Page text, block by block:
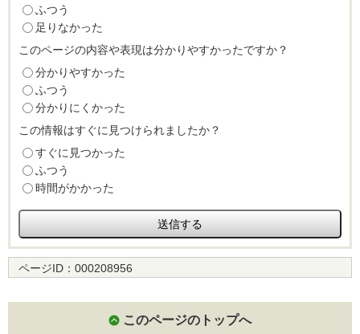
ふつう
足りなかった
このページの内容や表現は分かりやすかったですか？
分かりやすかった
ふつう
分かりにくかった
この情報はすぐに見つけられましたか？
すぐに見つかった
ふつう
時間がかかった
ページID： 000208956
このページのトップへ